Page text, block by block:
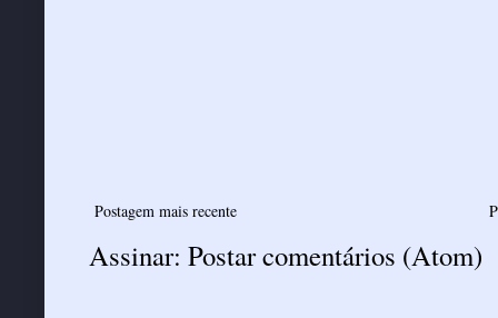
Postagem mais recente
Assinar: Postar comentários (Atom)